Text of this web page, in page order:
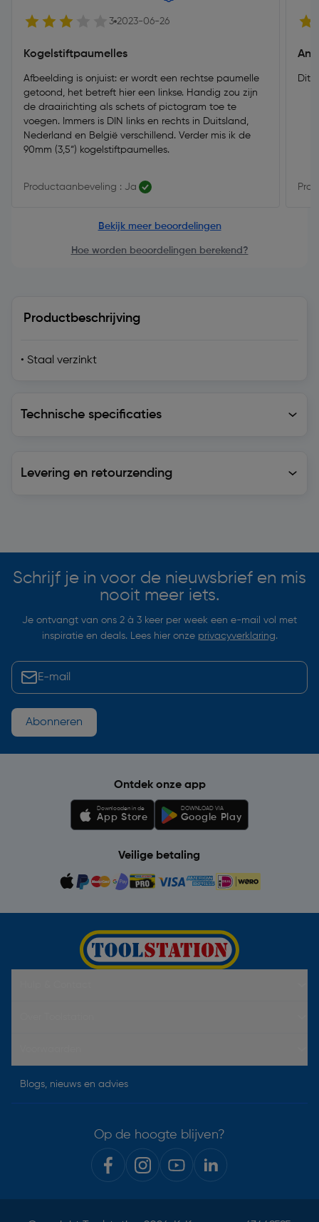
3 2023-06-26
Kogelstiftpaumelles
Afbeelding is onjuist: er wordt een rechtse paumelle
getoond, het betreft hier een linkse. Handig zou zijn
de draairichting als schets of pictogram toe te
voegen. Immers is DIN links en rechts in Duitsland,
Nederland en België verschillend. Verder mis ik de
90mm (3,5“) kogelstiftpaumelles.
Productaanbeveling : Ja
Dit
Bekijk meer beoordelingen
Hoe worden beoordelingen berekend?
Productbeschrijving
• Staal verzinkt
Technische specificaties
Levering en retourzending
Schrijf je in voor de nieuwsbrief en mis
nooit meer iets.
Je ontvangt van ons 2 à 3 keer per week een e-mail vol met
inspiratie en deals. Lees hier onze privacyverklaring.
Abonneren
Ontdek onze app
Downloaden in de
App Store
DOWNLOAD VIA
Google Play
Veilige betaling
Blogs, nieuws en advies
Op de hoogte blijven?